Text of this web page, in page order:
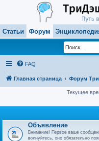
Статьи Форум
FAQ
Главная страница Форум
Текущее
Объявление
Внимание! Первое ваше
волнуйтесь, оно обязательно